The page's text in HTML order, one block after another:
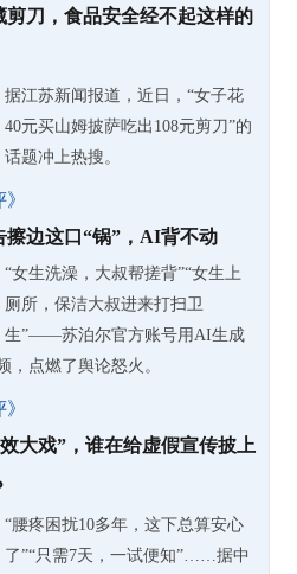
剪刀，食品安全经不起这样的
据江苏新闻报道，近日，“女子花
40元买山姆披萨吃出108元剪刀”的
话题冲上热搜。
擦边这口“锅”，AI背不动
“女生洗澡，大叔帮搓背”“女生上
厕所，保洁大叔进来打扫卫
生”——苏泊尔官方账号用AI生成
，点燃了舆论怒火。
大戏”，谁在给虚假宣传披上
“腰疼困扰10多年，这下总算安心
了”“只需7天，一试便知”……据中